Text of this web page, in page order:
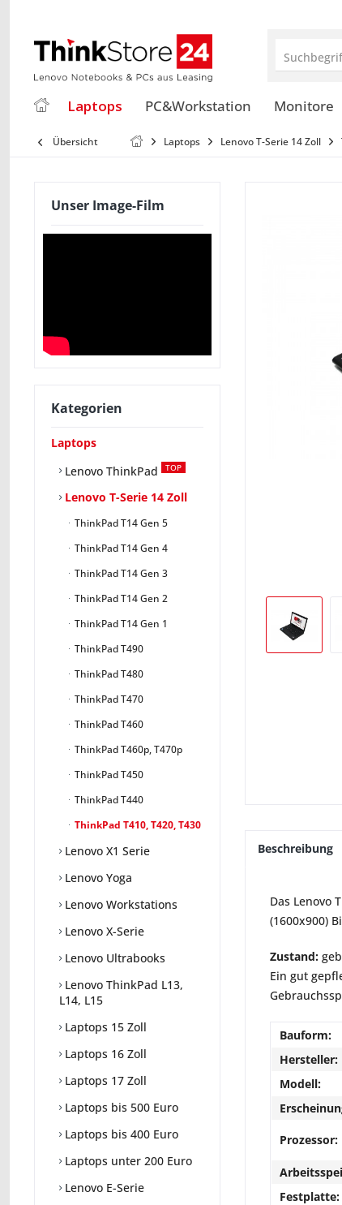
Laptops PC&Workstation Monitore
Übersicht Laptops Lenovo T-Serie 14 Zoll
Unser Image-Film
Kategorien
Laptops
Lenovo ThinkPad
TOP
Lenovo T-Serie 14 Zoll
ThinkPad T14 Gen 5
ThinkPad T14 Gen 4
ThinkPad T14 Gen 3
ThinkPad T14 Gen 2
ThinkPad T14 Gen 1
ThinkPad T490
ThinkPad T480
ThinkPad T470
ThinkPad T460
ThinkPad T460p, T470p
ThinkPad T450
ThinkPad T440
ThinkPad T410, T420, T430
Lenovo X1 Serie
Lenovo Yoga
Lenovo Workstations
Lenovo X-Serie
Lenovo Ultrabooks
Lenovo ThinkPad L13,
L14, L15
Laptops 15 Zoll
Laptops 16 Zoll
Laptops 17 Zoll
Laptops bis 500 Euro
Laptops bis 400 Euro
Laptops unter 200 Euro
Lenovo E-Serie
Beschreibung
Das Lenovo
(1600x900)
Zustand:
Ein gut
Bauform:
Hersteller:
Modell:
Prozessor:
Festplatte: